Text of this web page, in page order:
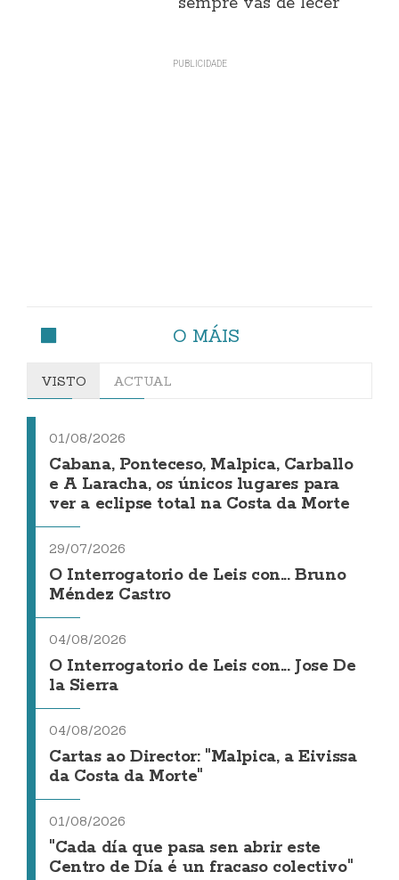
O MÁIS
VISTO ACTUAL
01/08/2026
Cabana, Ponteceso, Malpica, Carballo
e A Laracha, os únicos lugares para
ver a eclipse total na Costa da Morte
29/07/2026
O Interrogatorio de Leis con... Bruno
Méndez Castro
04/08/2026
O Interrogatorio de Leis con... Jose De
la Sierra
04/08/2026
Cartas ao Director: "Malpica, a Eivissa
da Costa da Morte"
01/08/2026
"Cada día que pasa sen abrir este
Centro de Día é un fracaso colectivo"